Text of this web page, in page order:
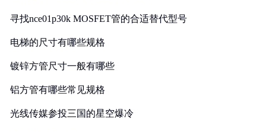
寻找nce01p30k MOSFET管的合适替代型号
电梯的尺寸有哪些规格
镀锌方管尺寸一般有哪些
铝方管有哪些常见规格
光线传媒参投三国的星空爆冷